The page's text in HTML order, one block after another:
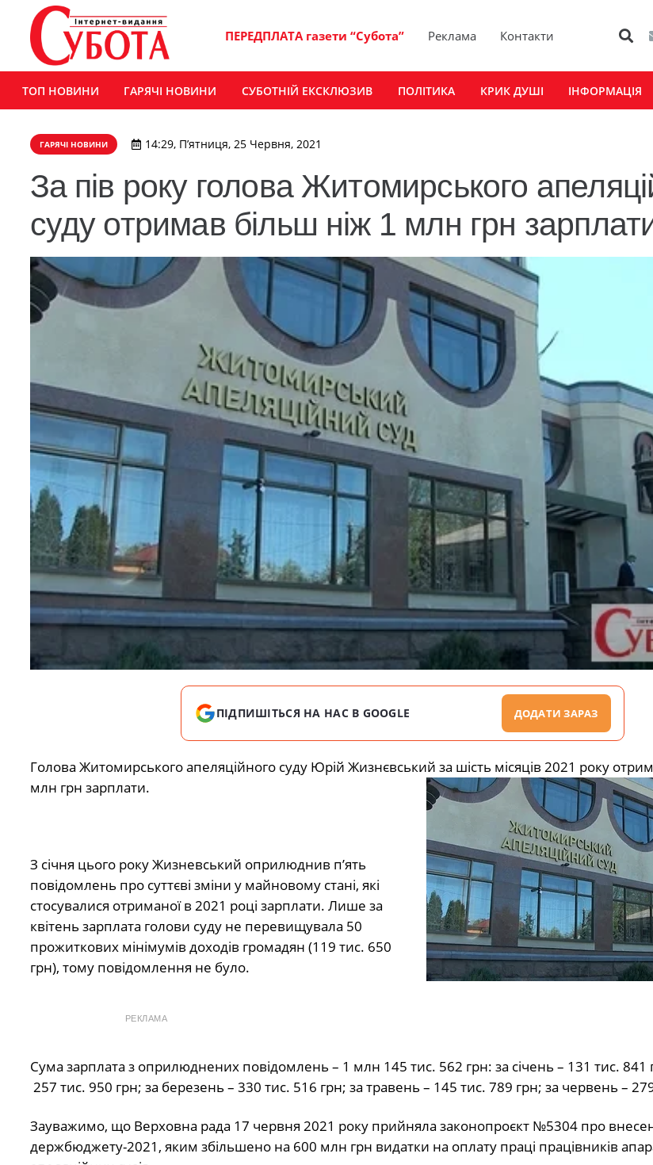
ПЕРЕДПЛАТА газети “Субота” Реклама Контакти
ТОП НОВИНИ ГАРЯЧІ НОВИНИ СУБОТНІЙ ЕКСКЛЮЗИВ ПОЛІТИКА КРИК ДУШІ ІНФОРМАЦІЯ
ГАРЯЧІ НОВИНИ 14:29, П’ятниця, 25 Червня, 2021
За пів року голова Житомирського
суду отримав більш ніж 1 млн грн
ПІДПИШІТЬСЯ НА НАС В GOOGLE ДОДАТИ ЗАРАЗ
Голова Житомирського апеляційного суду Юрій Жизнєвський за шість місяців 2021 року
млн грн зарплати.
З січня цього року Жизневський оприлюднив п’ять
повідомлень про суттєві зміни у майновому стані, які
стосувалися отриманої в 2021 році зарплати. Лише за
квітень зарплата голови суду не перевищувала 50
прожиткових мінімумів доходів громадян (119 тис. 650
грн), тому повідомлення не було.
РЕКЛАМА
Сума зарплата з оприлюднених повідомлень – 1 млн 145 тис. 562 грн: за січень – 131 тис. 841
257 тис. 950 грн; за березень – 330 тис. 516 грн; за травень – 145 тис. 789 грн; за червень –
Зауважимо, що Верховна рада 17 червня 2021 року прийняла законопроєкт №5304 про
держбюджету-2021, яким збільшено на 600 млн грн видатки на оплату праці працівників